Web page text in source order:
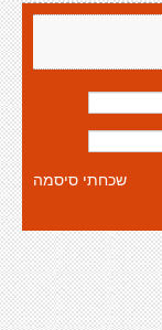
שכחתי סיסמה